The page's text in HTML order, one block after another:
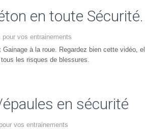
en toute Sécurité.
pour vos entrainements
à la roue. Regardez bien cette vidéo,
les risques de blessures.
en sécurité
vos entrainements